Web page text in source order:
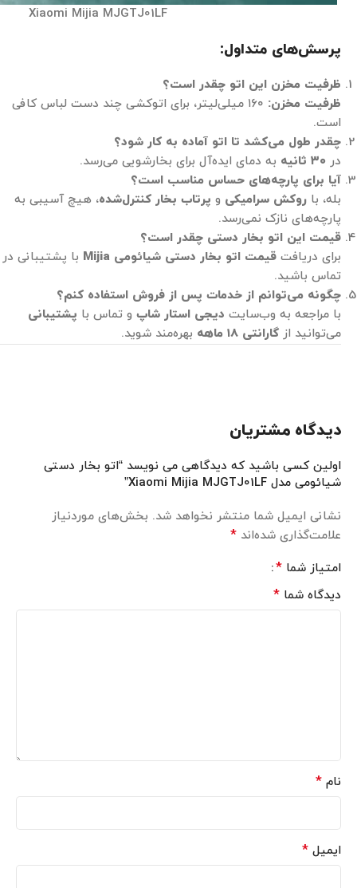
Xiaomi Mijia MJGTJ01LF
پرسش‌های متداول:
ظرفیت مخزن این اتو چقدر است؟
ظرفیت مخزن:
۱۶۰ میلی‌لیتر، برای اتوکشی چند دست لباس کافی
است.
چقدر طول می‌کشد تا اتو آماده به کار شود؟
در ۳۰ ثانیه به دمای ایده‌آل برای بخارشویی می‌رسد.
آیا برای پارچه‌های حساس مناسب است؟
بله، با روکش سرامیکی و پرتاب بخار کنترل‌شده، هیچ آسیبی به
پارچه‌های نازک نمی‌رسد.
قیمت این اتو بخار دستی چقدر است؟
برای دریافت قیمت اتو بخار دستی شیائومی
با پشتیبانی در
تماس باشید.
چگونه می‌توانم از خدمات پس از فروش استفاده کنم؟
با مراجعه به وب‌سایت دیجی استار شاپ و تماس با پشتیبانی
می‌توانید از گارانتی ۱۸ ماهه بهره‌مند شوید.
دیدگاه مشتریان
اولین کسی باشید که دیدگاهی می نویسد “اتو بخار دستی
شیائومی مدل Xiaomi Mijia MJGTJ01LF”
نشانی ایمیل شما منتشر نخواهد شد. بخش‌های موردنیاز
علامت‌گذاری شده‌اند *
امتیاز شما *
دیدگاه شما *
نام *
ایمیل *